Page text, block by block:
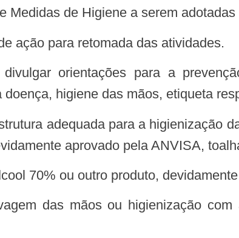
e Medidas de Higiene a serem
ação para retomada das atividades.
doença, higiene das mãos, etiqueta
aprovado pela ANVISA,
70% ou outro produto,